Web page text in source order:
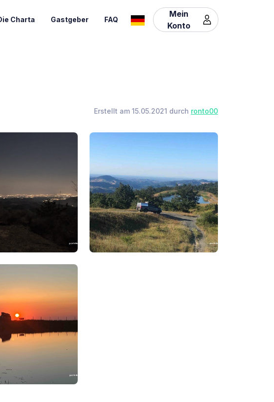
Charta Gastgeber FAQ
Mein
Konto
Erstellt am 15.05.2021 durch ronto00